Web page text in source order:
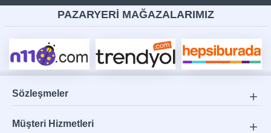
PAZARYERİ MAĞAZALARIMIZ
Sözleşmeler
Müşteri Hizmetleri